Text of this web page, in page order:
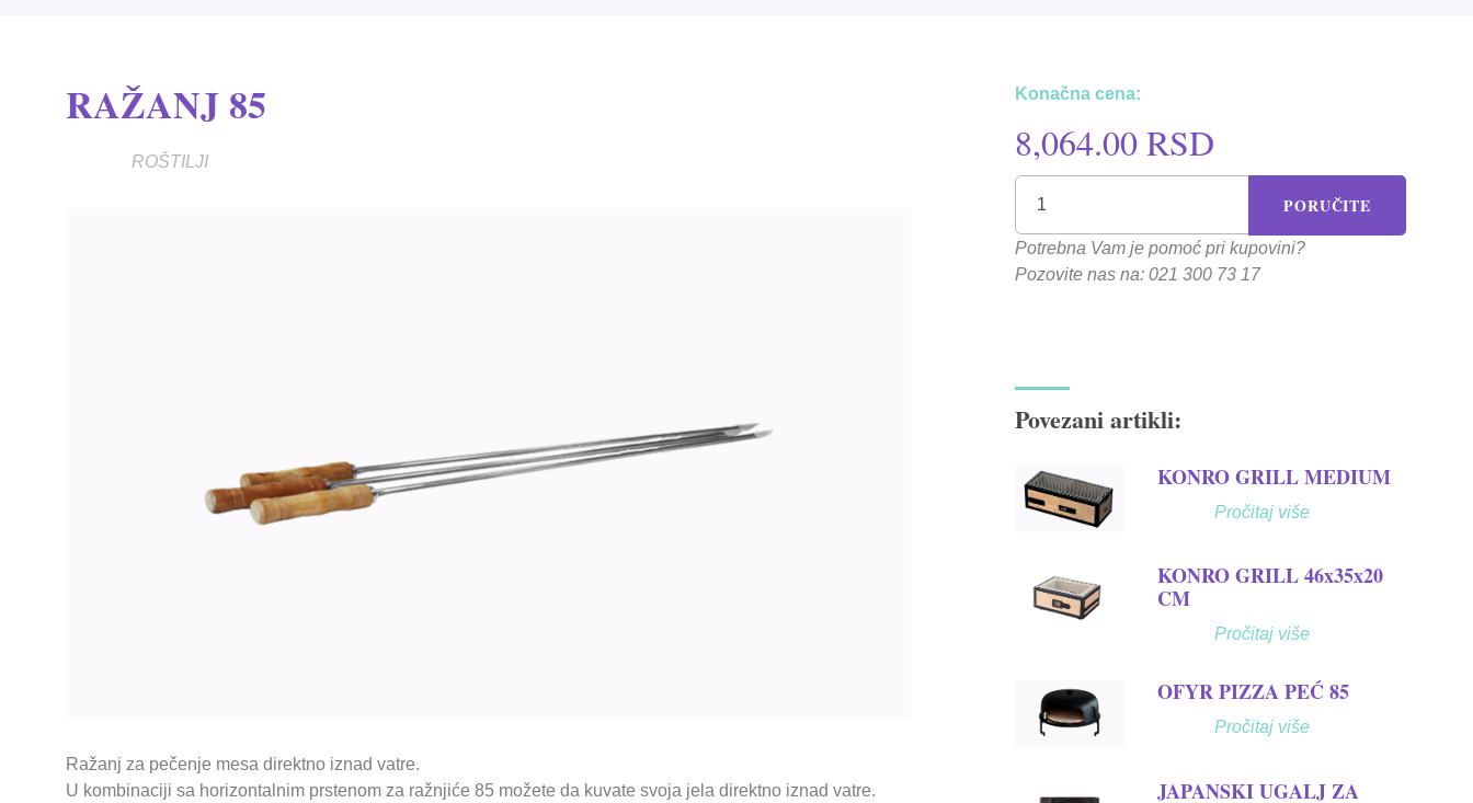
RAŽANJ 85
ROŠTILJI
Ražanj za pečenje mesa direktno iznad vatre.
U kombinaciji sa horizontalnim prstenom za ražnjiće 85 možete da kuvate svoja jela direktno iznad vatre.
Konačna cena:
8,064.00 RSD
PORUČITE
Potrebna Vam je pomoć pri kupovini?
Pozovite nas na: 021 300 73 17
Povezani artikli:
KONRO GRILL MEDIUM
Pročitaj više
KONRO GRILL 46x35x20
CM
Pročitaj više
OFYR PIZZA PEĆ 85
Pročitaj više
JAPANSKI UGALJ ZA